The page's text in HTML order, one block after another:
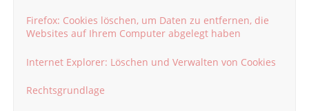
Firefox: Cookies löschen, um Daten zu entfernen, die
Websites auf Ihrem Computer abgelegt haben
Internet Explorer: Löschen und Verwalten von Cookies
Rechtsgrundlage